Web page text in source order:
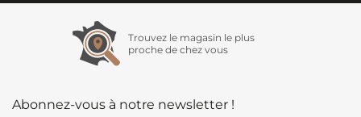
Trouvez le magasin le plus
proche de chez vous
Abonnez-vous à notre newsletter !